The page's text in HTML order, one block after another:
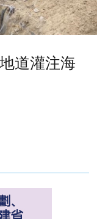
道灌注海